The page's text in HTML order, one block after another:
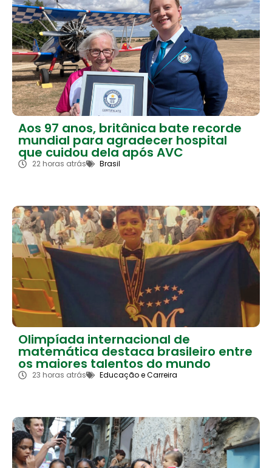
Aos 97 anos, britânica bate recorde
mundial para agradecer hospital
que cuidou dela após AVC
22 horas atrás Brasil
Olimpíada internacional de
matemática destaca brasileiro entre
os maiores talentos do mundo
23 horas atrás Educação e Carreira